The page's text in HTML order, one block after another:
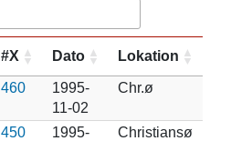
#X Dato Lokation
460
1995-
11-02
Chr.ø
450
1995-
Christiansø